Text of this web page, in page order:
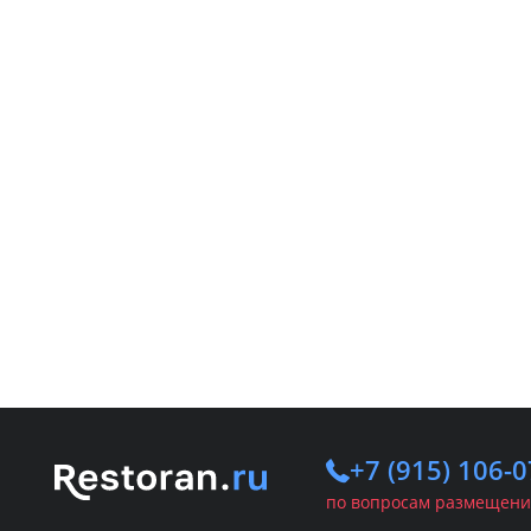
+7 (915) 106-
по вопросам